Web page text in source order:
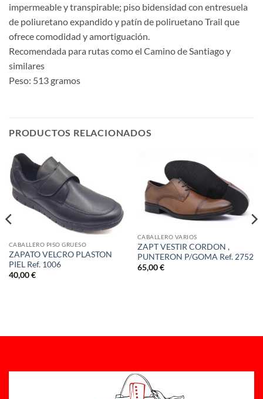
impermeable y transpirable; piso bidensidad con entresuela
de poliuretano expandido y patín de poliruetano Trail que
ofrece comodidad y amortiguación.
Recomendada para rutas como el Camino de Santiago y
similares
Peso: 513 gramos
PRODUCTOS RELACIONADOS
CABALLERO PISO GRUESO
ZAPATO VELCRO PLASTON
PIEL Ref. 1006
40,00€
CABALLERO VARIOS
ZAPT VESTIR CORDON ,
PUNTERON P/GOMA Ref. 2752
65,00€